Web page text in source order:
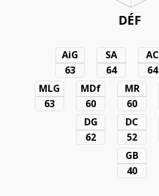
DÉF
AiG
63
SA
64
AC
64
MLG
63
MDf
60
MR
60
DG
62
DC
52
GB
40